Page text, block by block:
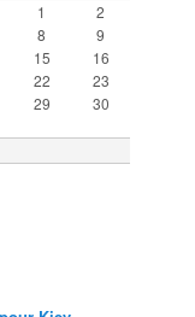
1
2
8
9
15
16
22
23
29
30